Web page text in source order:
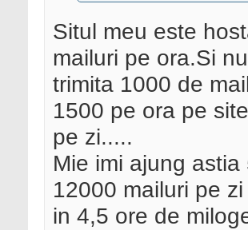
Situl meu este
mailuri pe ora.Si
trimita 1000 de
1500 pe ora pe
pe zi.....
Mie imi ajung
12000 mailuri pe
in 4,5 ore de